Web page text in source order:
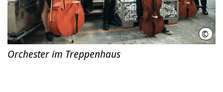
©
Orchester im Treppenhaus